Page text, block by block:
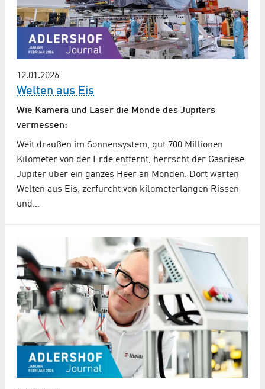
12.01.2026
Welten aus Eis
Wie Kamera und Laser die Monde des Jupiters
vermessen:
Weit draußen im Sonnensystem, gut 700 Millionen
Kilometer von der Erde entfernt, herrscht der Gasriese
Jupiter über ein ganzes Heer an Monden. Dort warten
Welten aus Eis, zerfurcht von kilometerlangen Rissen
und…